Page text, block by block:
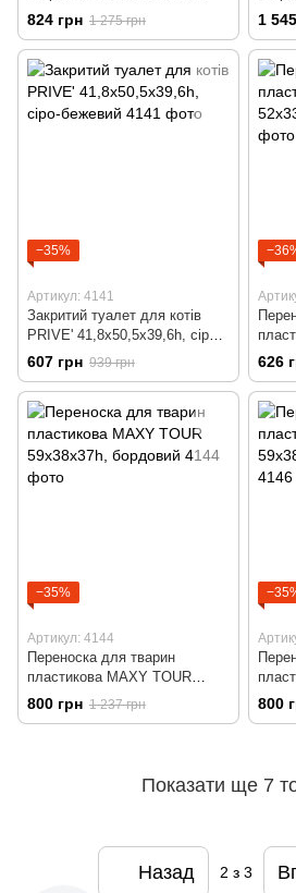
сірий
824 грн 1 275 грн
сірий
1
−35%
Артикул: 4141
Закритий туалет для котів
PRIVE' 41,8x50,5x39,6h, сіро-
бежевий
607 грн 939 грн 626
−35%
Артикул: 4144
Переноска для тварин
пластикова MAXY TOUR
59x38x37h, бордовий
800 грн 1 237 грн 800
Показати ще 7
Назад 2 з 3